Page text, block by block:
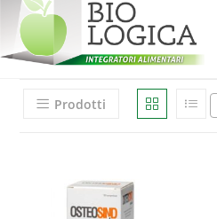
Prodotti